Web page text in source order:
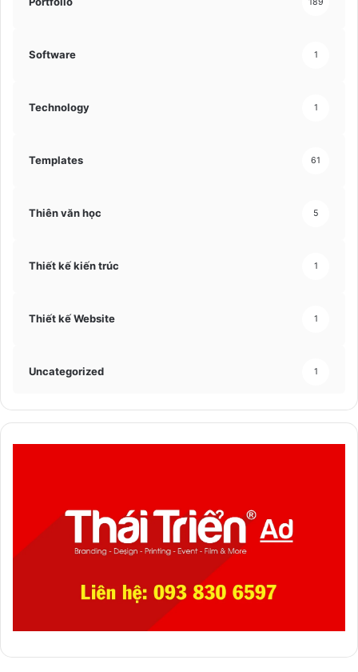
Software 1
Technology 1
Templates 61
Thiên văn học 5
Thiết kế kiến trúc 1
Thiết kế Website 1
Uncategorized 1